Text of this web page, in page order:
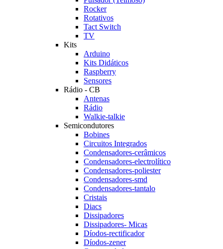
Rocker
Rotativos
Tact Switch
TV
Kits
Arduino
Kits Didáticos
Raspberry
Sensores
Rádio - CB
Antenas
Rádio
Walkie-talkie
Semicondutores
Bobines
Circuitos Integrados
Condensadores-cerâmicos
Condensadores-electrolítico
Condensadores-poliester
Condensadores-smd
Condensadores-tantalo
Cristais
Diacs
Dissipadores
Dissipadores- Micas
Díodos-rectificador
Díodos-zener